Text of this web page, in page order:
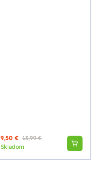
9,50 € 13,99 €
Skladom